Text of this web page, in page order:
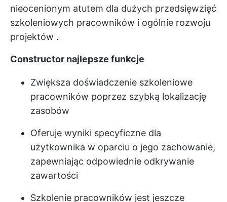
nieocenionym atutem dla dużych przedsięwzięć
szkoleniowych pracowników i ogólnie rozwoju
projektów .
Constructor najlepsze funkcje
Zwiększa doświadczenie szkoleniowe
pracowników poprzez szybką lokalizację
zasobów
Oferuje wyniki specyficzne dla
użytkownika w oparciu o jego zachowanie,
zapewniając odpowiednie odkrywanie
zawartości
Szkolenie pracowników jest jeszcze